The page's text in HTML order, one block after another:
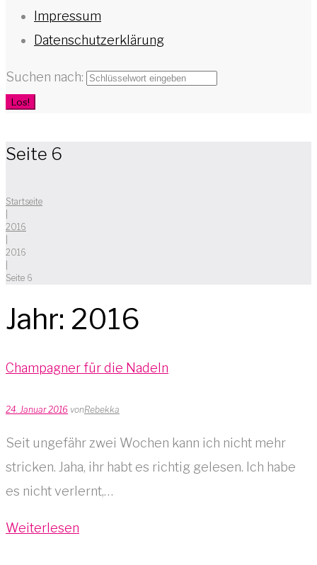
Impressum
Datenschutzerklärung
Suchen nach:
Los!
Seite 6
Startseite
2016
2016
Seite 6
Jahr: 2016
Champagner für die Nadeln
24. Januar 2016 vonRebekka
Seit ungefähr zwei Wochen kann ich nicht mehr
stricken. Jaha, ihr habt es richtig gelesen. Ich habe
es nicht verlernt,…
Weiterlesen